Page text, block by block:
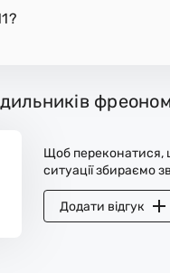
Щоб переконатися,
ситуації збираємо
Додати відгук